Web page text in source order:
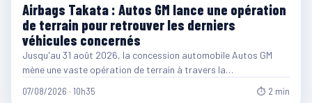
Airbags Takata : Autos GM lance une opération
de terrain pour retrouver les derniers
véhicules concernés
Jusqu'au 31 août 2026, la concession automobile Autos GM
mène une vaste opération de terrain à travers la…
07/08/2026 · 10h35 ⏱ 2 min